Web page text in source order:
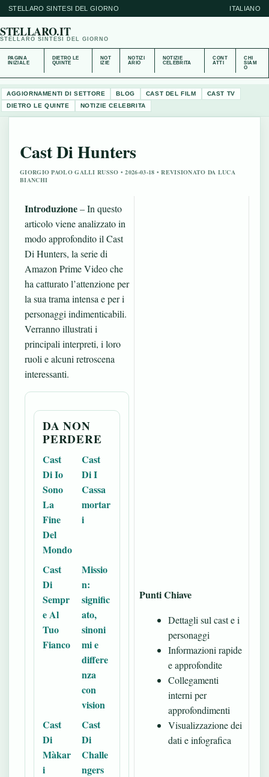
STELLARO SINTESI DEL GIORNO ITALIANO
STELLARO.IT
STELLARO SINTESI DEL GIORNO
PAGINA
INIZIALE
DIETRO LE
QUINTE
NOT
IZIE
NOTIZI
ARIO
NOTIZIE
CELEBRITA
CONT
ATTI
CHI
SIAM
O
AGGIORNAMENTI DI SETTORE BLOG CAST DEL FILM
CAST TV
DIETRO LE QUINTE
NOTIZIE CELEBRITA
Cast Di Hunters
GIORGIO PAOLO GALLI RUSSO • 2026-03-18 • REVISIONATO DA LUCA
BIANCHI
Introduzione– In questo
articolo viene analizzato in
modo approfondito il Cast
Di Hunters, la serie di
Amazon Prime Video che
ha catturato l’attenzione per
la sua trama intensa e per i
personaggi indimenticabili.
Verranno illustrati i
principali interpreti, i loro
ruoli e alcuni retroscena
interessanti.
DA NON
PERDERE
Cast
Di Io
Sono
La
Fine
Del
Mondo
Cast
Di I
Cassa
mortar
i
Cast
Di
Sempr
e Al
Tuo
Fianco
Missio
n:
signific
ato,
sinoni
mi e
differe
nza
con
vision
Cast
Di
Màkar
i
Cast
Di
Challe
ngers
Punti Chiave
Dettagli sul cast e i
personaggi
Informazioni rapide
e approfondite
Collegamenti
interni per
approfondimenti
Visualizzazione dei
dati e infografica